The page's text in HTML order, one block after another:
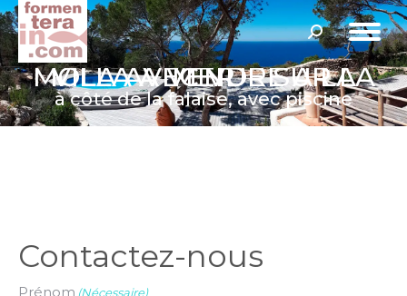
Recherche
:
VILLA À VENDRE À LA MOLA AVEC VUE SUR LA MER
à côté de la falaise, avec piscine
Contactez-nous
Prénom (Nécessaire)